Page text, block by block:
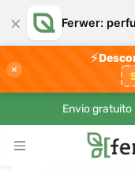
× Ferwer:
×
⚡
Envio gratuito